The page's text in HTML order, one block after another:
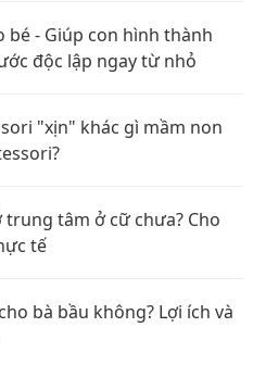
bé - Giúp con hình thành
độc lập ngay từ nhỏ
"xịn" khác gì mầm non
tâm ở cữ chưa? Cho
tế
bà bầu không? Lợi ích và